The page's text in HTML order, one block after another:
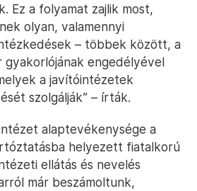
Ez a folyamat zajlik most,
olyan, valamennyi
– többek között, a
gyakorlójának engedélyével
a javítóintézetek
szolgálják” – írták.
alaptevékenysége a
helyezett fiatalkorú
ellátás és nevelés
már beszámoltunk,